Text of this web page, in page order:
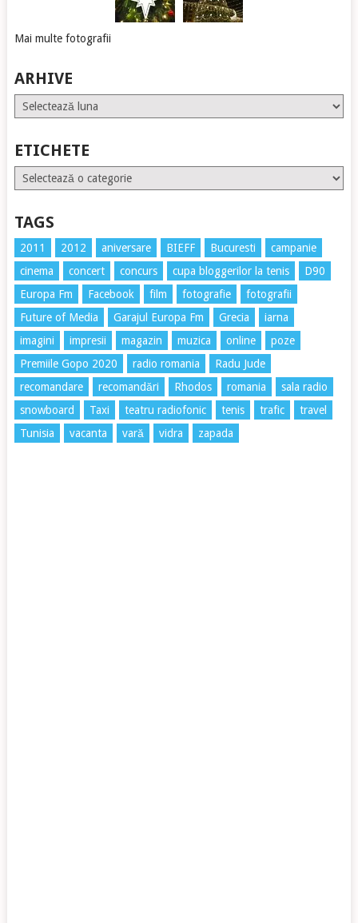
Mai multe fotografii
ARHIVE
Arhive
ETICHETE
Etichete
TAGS
2011 2012 aniversare BIEFF Bucuresti
campanie
cinema
concert concurs cupa bloggerilor la tenis
D90
Europa Fm
Facebook film fotografie
fotografii
Future of Media
Garajul Europa Fm Grecia
iarna
imagini
impresii magazin muzica online
poze
Premiile Gopo 2020
radio romania
Radu Jude
recomandare
recomandări Rhodos romania
sala radio
snowboard
Taxi teatru radiofonic tenis trafic
travel
Tunisia
vacanta vară vidra zapada